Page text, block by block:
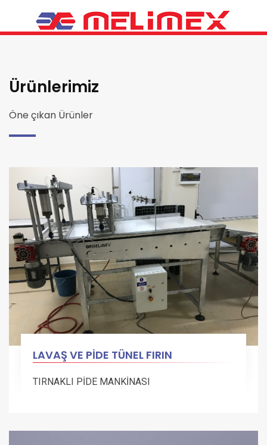
Ürünlerimiz
Öne çıkan Ürünler
LAVAŞ VE PİDE TÜNEL FIRIN
TIRNAKLI PİDE MANKİNASI